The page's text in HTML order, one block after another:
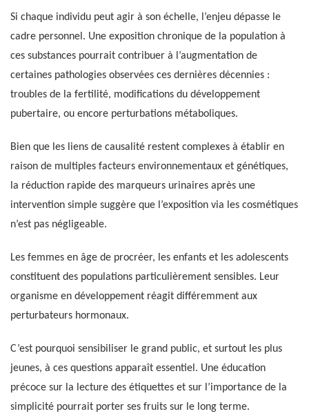
Si chaque individu peut agir à son échelle, l’enjeu dépasse le
cadre personnel. Une exposition chronique de la population à
ces substances pourrait contribuer à l’augmentation de
certaines pathologies observées ces dernières décennies :
troubles de la fertilité, modifications du développement
pubertaire, ou encore perturbations métaboliques.
Bien que les liens de causalité restent complexes à établir en
raison de multiples facteurs environnementaux et génétiques,
la réduction rapide des marqueurs urinaires après une
intervention simple suggère que l’exposition via les cosmétiques
n’est pas négligeable.
Les femmes en âge de procréer, les enfants et les adolescents
constituent des populations particulièrement sensibles. Leur
organisme en développement réagit différemment aux
perturbateurs hormonaux.
C’est pourquoi sensibiliser le grand public, et surtout les plus
jeunes, à ces questions apparaît essentiel. Une éducation
précoce sur la lecture des étiquettes et sur l’importance de la
simplicité pourrait porter ses fruits sur le long terme.